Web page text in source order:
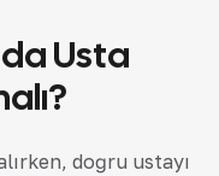
Usta
doğru ustayı